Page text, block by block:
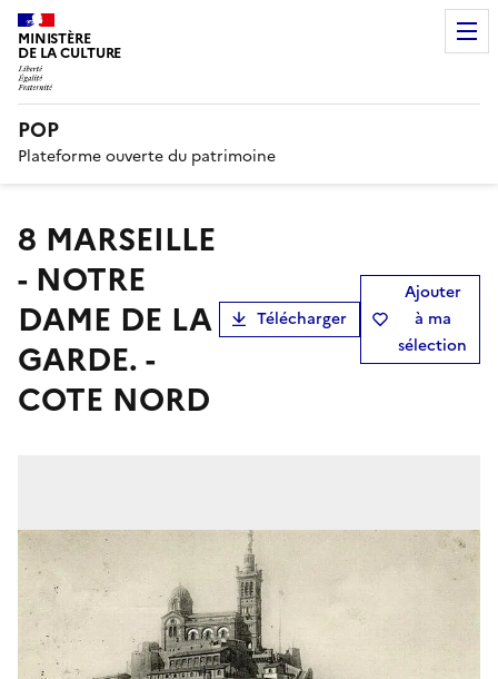
MINISTÈRE
DE LA CULTURE
POP
Plateforme ouverte du patrimoine
8 MARSEILLE
- NOTRE
DAME DE LA
GARDE. -
COTE NORD
Télécharger
Ajouter
à ma
sélection